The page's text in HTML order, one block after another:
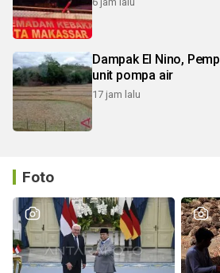
Dampak El Nino,
unit pompa air
17 jam lalu
Foto